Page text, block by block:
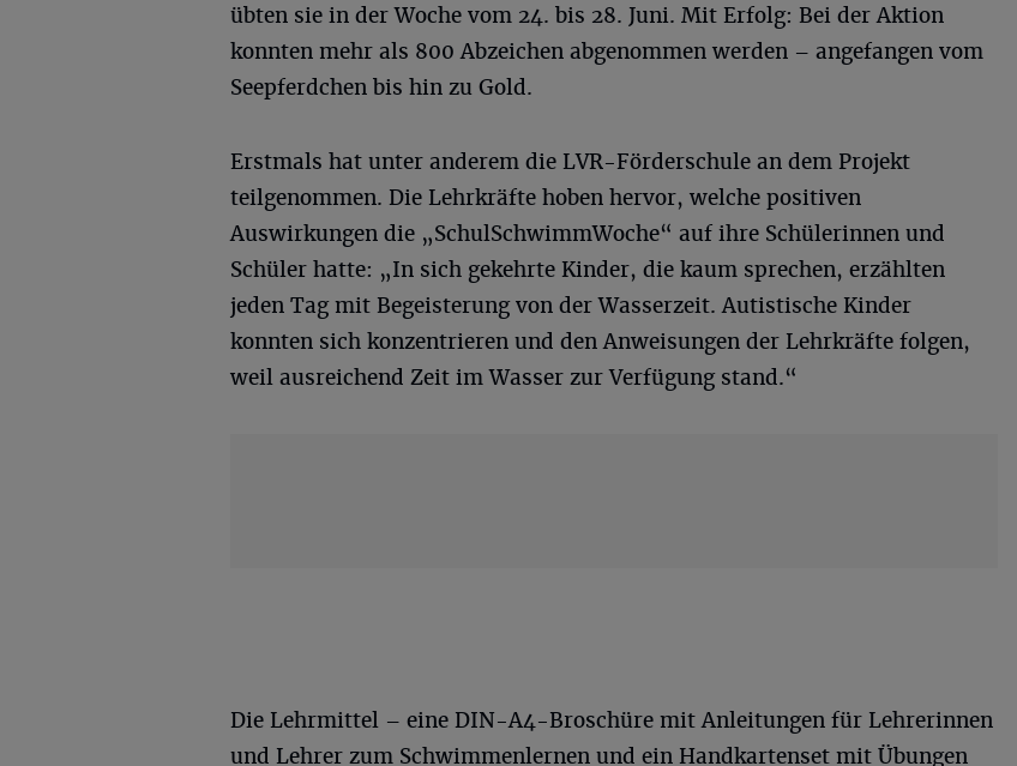
übten sie in der Woche vom 24. bis 28. Juni. Mit Erfolg: Bei der Aktion
konnten mehr als 800 Abzeichen abgenommen werden – angefangen vom
Seepferdchen bis hin zu Gold.
Erstmals hat unter anderem die LVR-Förderschule an dem Projekt
teilgenommen. Die Lehrkräfte hoben hervor, welche positiven
Auswirkungen die „SchulSchwimmWoche“ auf ihre Schülerinnen und
Schüler hatte: „In sich gekehrte Kinder, die kaum sprechen, erzählten
jeden Tag mit Begeisterung von der Wasserzeit. Autistische Kinder
konnten sich konzentrieren und den Anweisungen der Lehrkräfte folgen,
weil ausreichend Zeit im Wasser zur Verfügung stand.“
Die Lehrmittel – eine DIN-A4-Broschüre mit Anleitungen für Lehrerinnen
und Lehrer zum Schwimmenlernen und ein Handkartenset mit Übungen